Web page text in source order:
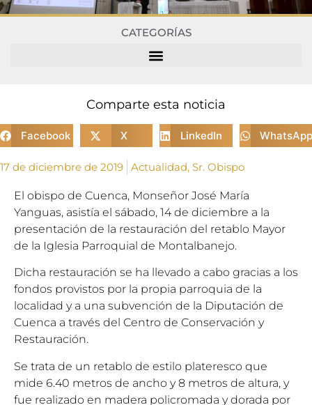
CATEGORÍAS
Comparte esta noticia
Facebook X LinkedIn WhatsApp
17 de diciembre de 2019 Actualidad, Sr. Obispo
El obispo de Cuenca, Monseñor José María
Yanguas, asistía el sábado, 14 de diciembre a la
presentación de la restauración del retablo Mayor
de la Iglesia Parroquial de Montalbanejo.
Dicha restauración se ha llevado a cabo gracias a los
fondos provistos por la propia parroquia de la
localidad y a una subvención de la Diputación de
Cuenca a través del Centro de Conservación y
Restauración.
Se trata de un retablo de estilo plateresco que
mide 6.40 metros de ancho y 8 metros de altura, y
fue realizado en madera policromada y dorada por